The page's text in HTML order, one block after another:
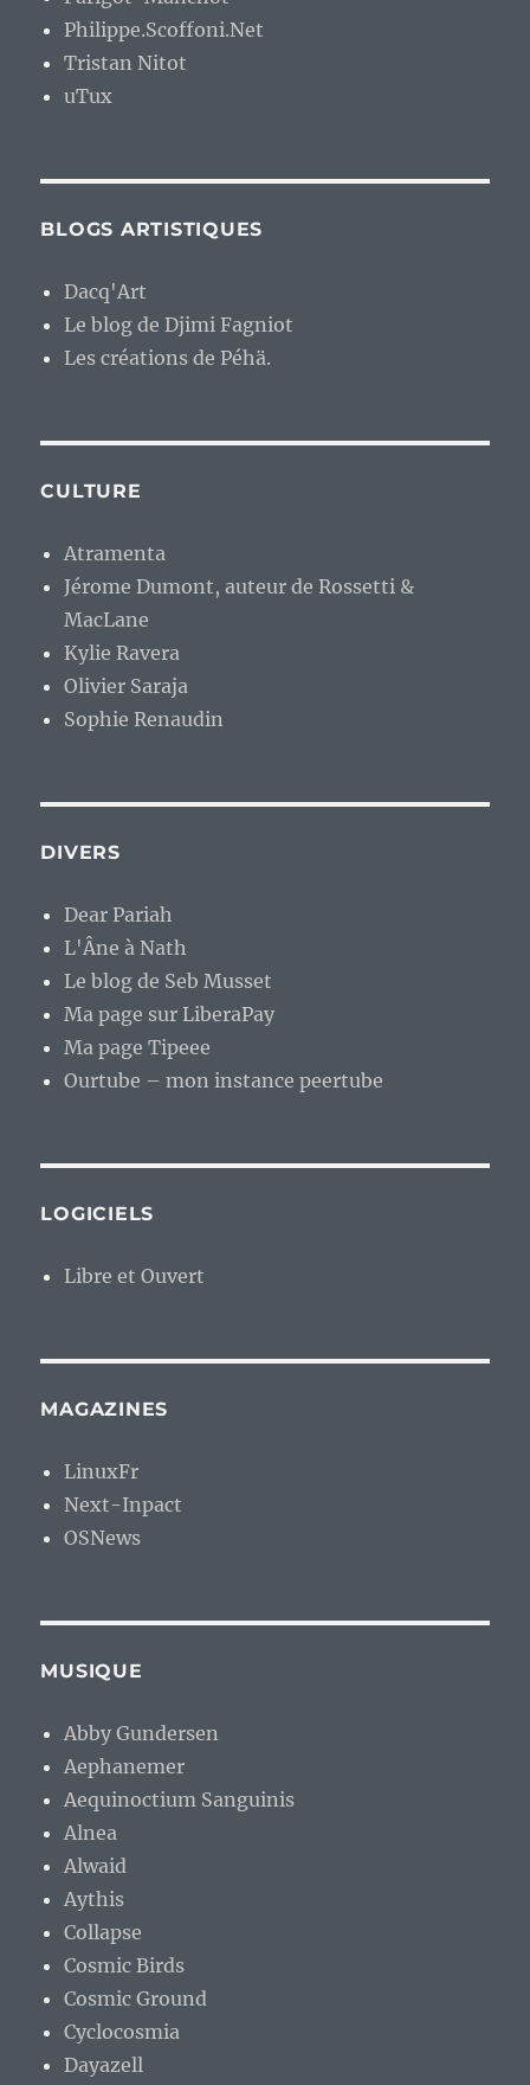
Philippe.Scoffoni.Net
Tristan Nitot
uTux
BLOGS ARTISTIQUES
Dacq'Art
Le blog de Djimi Fagniot
Les créations de Péhä.
CULTURE
Atramenta
Jérome Dumont, auteur de Rossetti &
MacLane
Kylie Ravera
Olivier Saraja
Sophie Renaudin
DIVERS
Dear Pariah
L'Âne à Nath
Le blog de Seb Musset
Ma page sur LiberaPay
Ma page Tipeee
Ourtube – mon instance peertube
LOGICIELS
Libre et Ouvert
MAGAZINES
LinuxFr
Next-Inpact
OSNews
MUSIQUE
Abby Gundersen
Aephanemer
Aequinoctium Sanguinis
Alnea
Alwaid
Aythis
Collapse
Cosmic Birds
Cosmic Ground
Cyclocosmia
Dayazell